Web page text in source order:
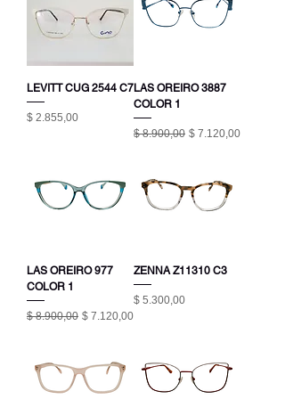
LEVITT CUG 2544 C7
Precio
$ 2.855,00
LAS OREIRO 3887
COLOR 1
Precio
$ 8.900,00 Precio de oferta
$ 7.120,00
LAS OREIRO 977
COLOR 1
Precio
$ 8.900,00 Precio de oferta
$ 7.120,00
ZENNA Z11310 C3
Precio
$ 5.300,00